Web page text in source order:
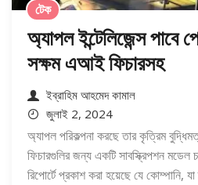
টেক
অ্যাপল ইন্টেলিজেন্স পাবে
সক্ষম এআই ফিচারসহ
ইব্রাহিম আহমেদ কামাল
জুলাই 2, 2024
অ্যাপল পরিকল্পনা করছে তার কৃত্রিম
ফিচারগুলির জন্য একটি সাবস্ক্রিপশন মডেল
রিপোর্টে প্রকাশ করা হয়েছে যে কোম্পানি,